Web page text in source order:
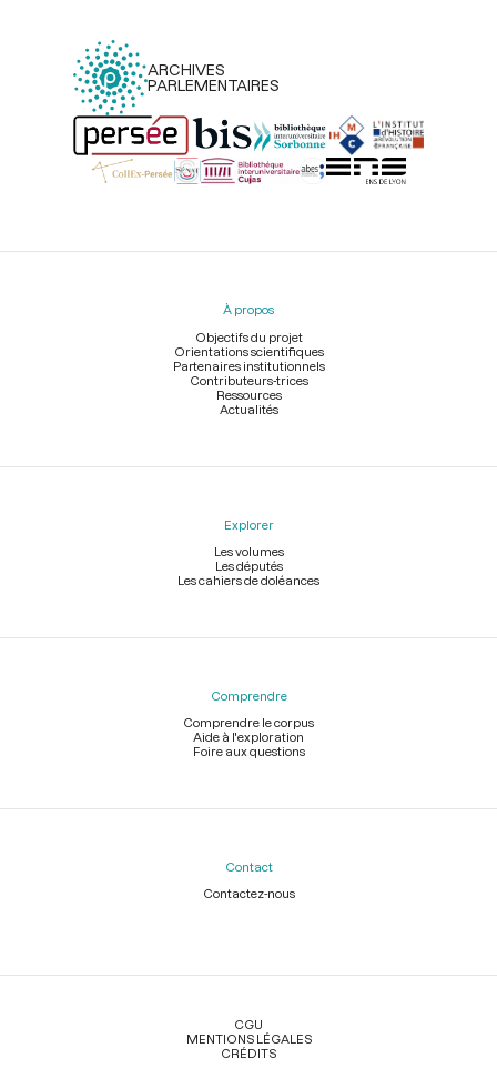
ARCHIVES
PARLEMENTAIRES
Menu
À propos
Objectifs du projet
Orientations scientifiques
Partenaires institutionnels
Contributeurs-trices
Ressources
Actualités
Explorer
Les volumes
Les députés
Les cahiers de doléances
Comprendre
Comprendre le corpus
Aide à l'exploration
Foire aux questions
Contact
Contactez-nous
Légal
CGU
MENTIONS LÉGALES
CRÉDITS